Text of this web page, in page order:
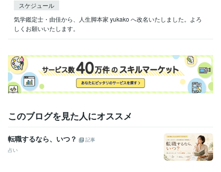
スケジュール
気学鑑定士・由佳から、人生脚本家 yukako へ改名いたしました。よろ
このブログを見た人にオススメ
転職するなら、いつ？
記事
占い